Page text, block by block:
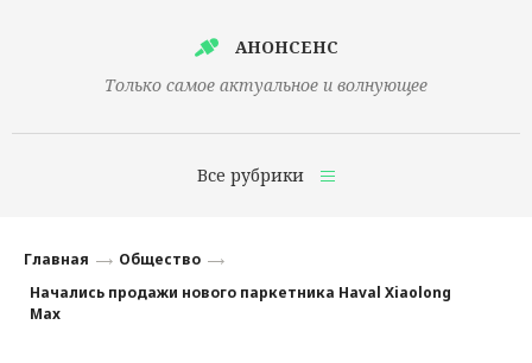
АНОНСЕНС
Только самое актуальное и волнующее
Все рубрики
Финансы
Главная
Общество
Начались продажи нового паркетника Haval Xiaolong
Max